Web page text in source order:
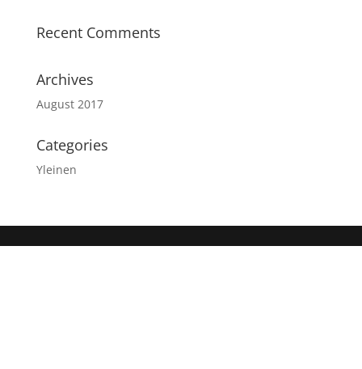
Recent Comments
Archives
August 2017
Categories
Yleinen